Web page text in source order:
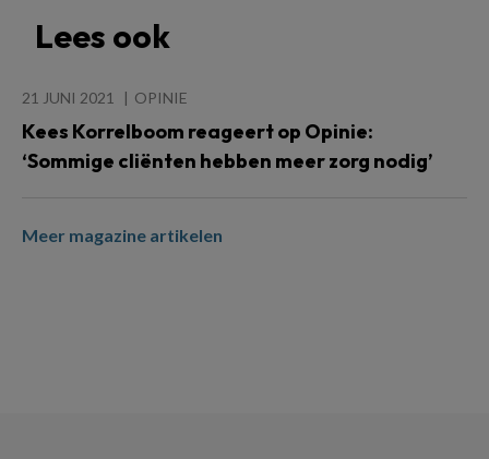
Lees ook
21 JUNI 2021 OPINIE
Kees Korrelboom reageert op Opinie:
‘Sommige cliënten hebben meer zorg nodig’
Meer magazine artikelen